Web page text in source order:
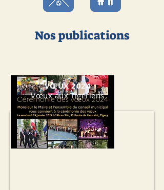
Nos publications
VŒUX 2024
Vœux aux Tigériens